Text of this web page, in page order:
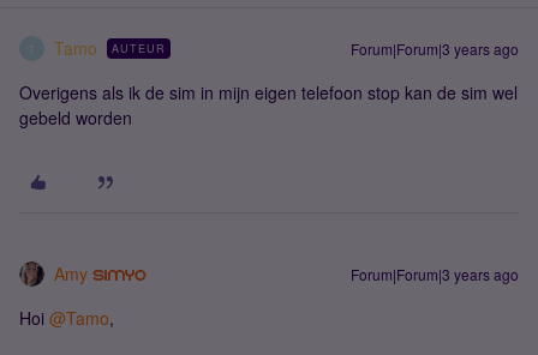
T Tamo AUTEUR Forum|Forum|3 years ago
Overigens als ik de sim in mijn eigen telefoon stop kan de sim wel
gebeld worden
Amy Forum|Forum|3 years ago
Hoi @Tamo,